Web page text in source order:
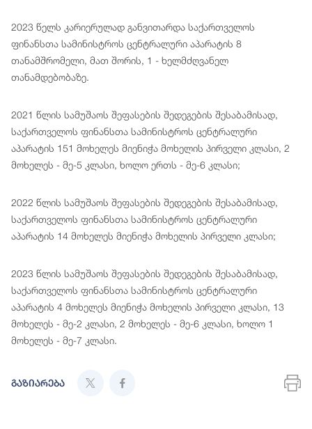
2023 წელს კარიერულად განვითარდა საქართველოს
ფინანსთა სამინისტროს ცენტრალური აპარატის 8
თანამშრომელი, მათ შორის, 1 - ხელმძღვანელ
თანამდებობაზე.
2021 წლის სამუშაოს შეფასების შედეგების შესაბამისად,
საქართველოს ფინანსთა სამინისტროს ცენტრალური
აპარატის 151 მოხელეს მიენიჭა მოხელის პირველი კლასი, 2
მოხელეს - მე-5 კლასი, ხოლო ერთს - მე-6 კლასი;
2022 წლის სამუშაოს შეფასების შედეგების შესაბამისად,
საქართველოს ფინანსთა სამინისტროს ცენტრალური
აპარატის 14 მოხელეს მიენიჭა მოხელის პირველი კლასი;
2023 წლის სამუშაოს შეფასების შედეგების შესაბამისად,
საქართველოს ფინანსთა სამინისტროს ცენტრალური
აპარატის 4 მოხელეს მიენიჭა მოხელის პირველი კლასი, 13
მოხელეს - მე-2 კლასი, 2 მოხელეს - მე-6 კლასი, ხოლო 1
მოხელეს - მე-7 კლასი.
გაზიარება